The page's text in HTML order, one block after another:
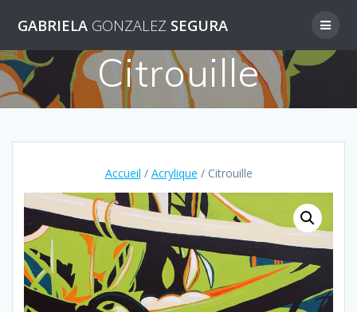
to
GABRIELA GONZALEZ SEGURA
Citrouille
Accueil / Acrylique / Citrouille